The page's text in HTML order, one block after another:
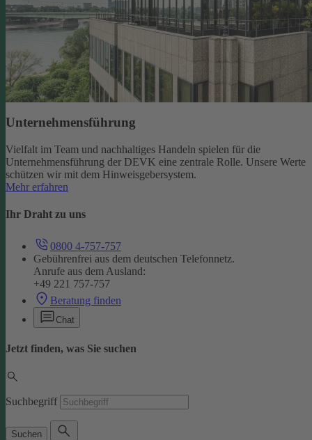
Unternehmensführung
Vielfalt im Team und nachhaltiges Handeln spielen für die
Unternehmensführung der DEVK eine zentrale Rolle. Unsere Werte
schützen wir mit dem Hinweisgebersystem.
Mehr erfahren
Ihr Draht zu uns
0800 4-757-757
Gebührenfrei aus dem deutschen Telefonnetz.
Anrufe aus dem Ausland:
+49 221 757-757
Beratung finden
Chat
Jetzt finden, was Sie suchen
Suchbegriff
Suchen